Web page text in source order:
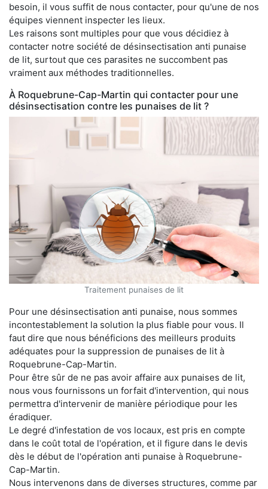
besoin, il vous suffit de nous contacter, pour qu'une de nos
équipes viennent inspecter les lieux.
Les raisons sont multiples pour que vous décidiez à
contacter notre société de désinsectisation anti punaise
de lit, surtout que ces parasites ne succombent pas
vraiment aux méthodes traditionnelles.
À Roquebrune-Cap-Martin qui contacter pour une
désinsectisation contre les punaises de lit ?
Traitement punaises de lit
Pour une désinsectisation anti punaise, nous sommes
incontestablement la solution la plus fiable pour vous. Il
faut dire que nous bénéficions des meilleurs produits
adéquates pour la suppression de punaises de lit à
Roquebrune-Cap-Martin.
Pour être sûr de ne pas avoir affaire aux punaises de lit,
nous vous fournissons un forfait d'intervention, qui nous
permettra d'intervenir de manière périodique pour les
éradiquer.
Le degré d'infestation de vos locaux, est pris en compte
dans le coût total de l'opération, et il figure dans le devis
dès le début de l'opération anti punaise à Roquebrune-
Cap-Martin.
Nous intervenons dans de diverses structures, comme par